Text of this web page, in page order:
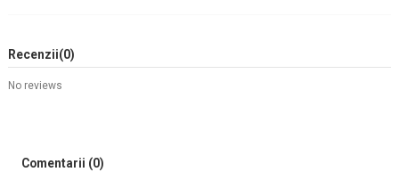
Recenzii(0)
No reviews
Comentarii (0)